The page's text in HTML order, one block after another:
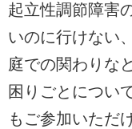
起立性調節障害
いのに行けない
庭での関わりな
困りごとについ
もご参加いただ